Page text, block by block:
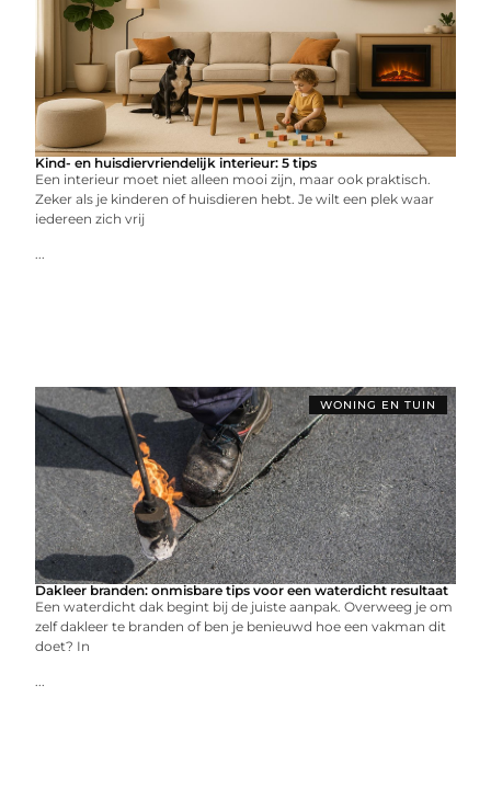
Kind- en huisdiervriendelijk interieur: 5 tips
Een interieur moet niet alleen mooi zijn, maar ook praktisch.
Zeker als je kinderen of huisdieren hebt. Je wilt een plek waar
iedereen zich vrij
...
WONING EN TUIN
Dakleer branden: onmisbare tips voor een waterdicht resultaat
Een waterdicht dak begint bij de juiste aanpak. Overweeg je om
zelf dakleer te branden of ben je benieuwd hoe een vakman dit
doet? In
...